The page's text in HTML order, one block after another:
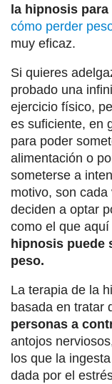
la hipnosis
cómo perder
muy eficaz.
Si quieres
probado una
ejercicio físico,
es suficiente, en
para poder
alimentación o
someterse a
motivo, son
deciden a optar
como el que
hipnosis puede
peso.
La terapia de la
basada en tratar
personas a
antojos
los que la
dada por el